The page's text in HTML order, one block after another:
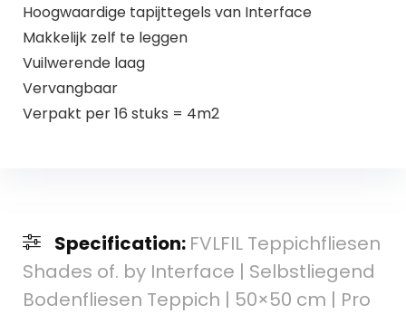
Hoogwaardige tapijttegels van Interface
Makkelijk zelf te leggen
Vuilwerende laag
Vervangbaar
Verpakt per 16 stuks = 4m2
Specification: FVLFIL Teppichfliesen
Shades of. by Interface | Selbstliegend
Bodenfliesen Teppich | 50×50 cm | Pro